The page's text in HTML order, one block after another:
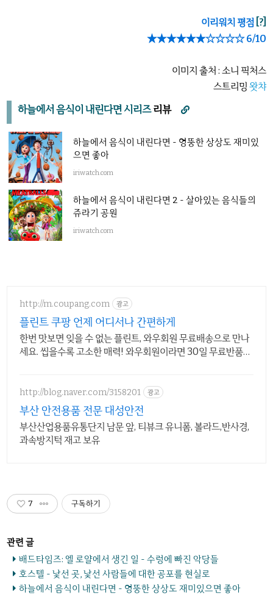
이리워치 평점 [?]
★★★★★★☆☆☆☆ 6/10
이미지 출처 : 소니 픽처스
스트리밍 왓챠
하늘에서 음식이 내린다면 시리즈리뷰 
하늘에서 음식이 내린다면 - 엉뚱한 상상도 재미있
으면 좋아
iriwatch.com
하늘에서 음식이 내린다면 2 - 살아있는 음식들의
쥬라기 공원
iriwatch.com
http://m.coupang.com 광고
플린트 쿠팡 언제 어디서나 간편하게
한번 맛보면 잊을 수 없는 플린트, 와우회원 무료배송으로 만나
세요. 씹을수록 고소한 매력! 와우회원이라면 30일 무료반품으
http://blog.naver.com/3158201 광고
부산 안전용품 전문 대성안전
부산산업용품유통단지 남문 앞, 티뷰크 유니폼, 볼라드,반사경,
과속방지턱 재고 보유
7 구독하기
배드타임즈: 엘 로얄에서 생긴 일 - 수렁에 빠진 악당들
호스텔 - 낯선 곳, 낯선 사람들에 대한 공포를 현실로
하늘에서 음식이 내린다면 - 엉뚱한 상상도 재미있으면 좋아